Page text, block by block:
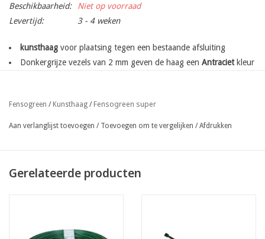
Beschikbaarheid:
Niet op voorraad
Levertijd:
3 - 4 weken
kunsthaag voor plaatsing tegen een bestaande afsluiting
Donkergrijze vezels van 2 mm geven de haag een Antraciet kleur
3883 klasse (NEN 3891) (NL)
43 verticale strengen per meter
geplastificeerde horizontale weefdraden
Fensogreen / Kunsthaag / Fensogreen super
Aan verlanglijst toevoegen / Toevoegen om te vergelijken /Afdrukken
Gerelateerde producten